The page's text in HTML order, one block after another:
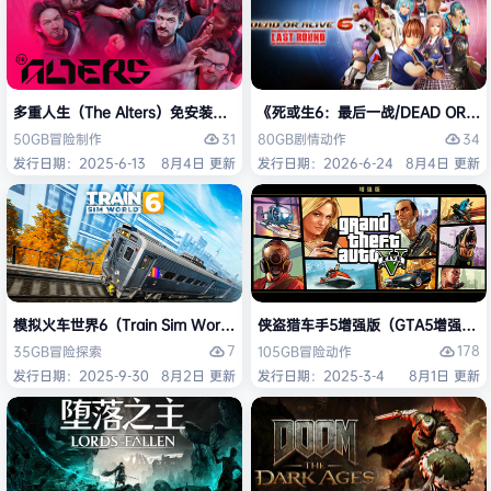
多重人生（The Alters）免安装中文版
50GB冒险制作
31
发行日期：2025-6-13
8月4日 更新
《死或生6：最后一战/DEAD OR
80GB剧情动作
34
发行日期：2026-6-24
8月4日 更新
模拟火车世界6（Train Sim World 6）免安装中文版
35GB冒险探索
7
发行日期：2025-9-30
8月2日 更新
侠盗猎车手5增强版（GTA5增强版
105GB冒险动作
178
发行日期：2025-3-4
8月1日 更新